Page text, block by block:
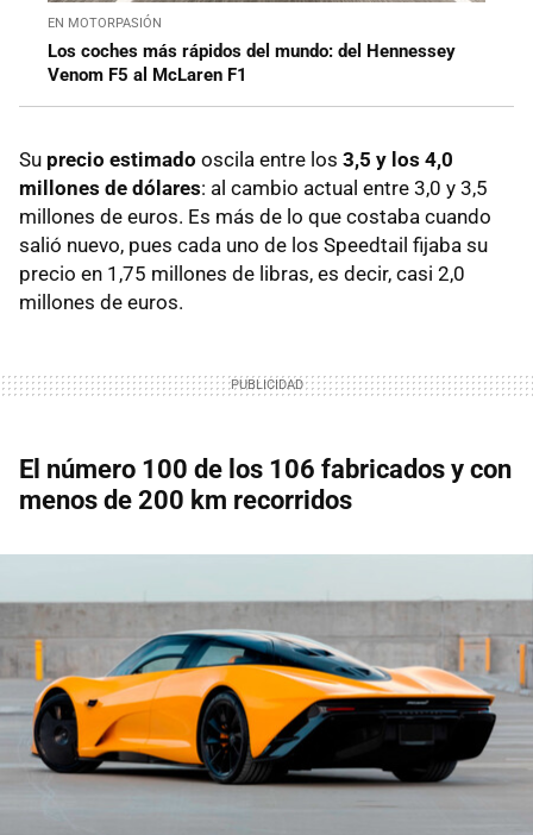
EN MOTORPASIÓN
Los coches más rápidos del mundo: del Hennessey
Venom F5 al McLaren F1
Su precio estimado oscila entre los 3,5 y los 4,0
millones de dólares: al cambio actual entre 3,0 y 3,5
millones de euros. Es más de lo que costaba cuando
salió nuevo, pues cada uno de los Speedtail fijaba su
precio en 1,75 millones de libras, es decir, casi 2,0
millones de euros.
El número 100 de los 106 fabricados y con
menos de 200 km recorridos